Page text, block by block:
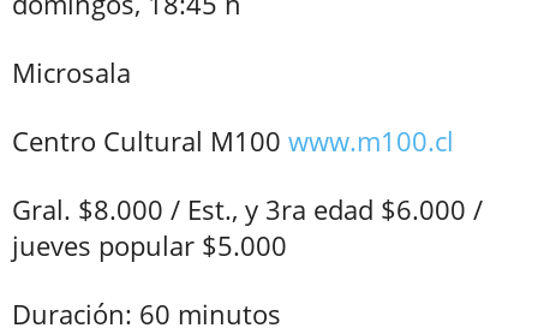
Microsala
Centro Cultural M100 www.m100.cl
Gral. $8.000 / Est., y 3ra edad $6.000 /
jueves popular $5.000
Duración: 60 minutos